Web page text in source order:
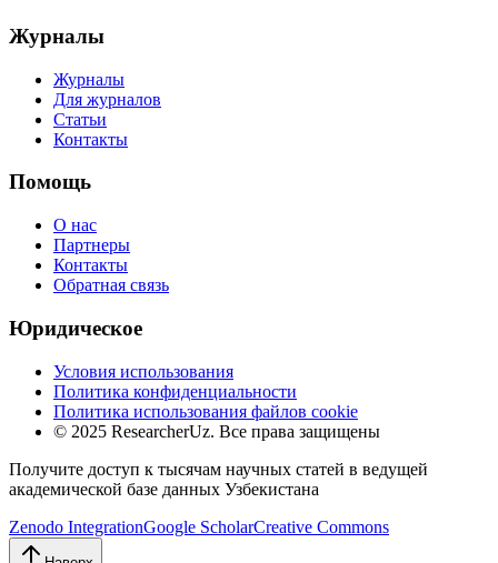
Журналы
Журналы
Для журналов
Статьи
Контакты
Помощь
О нас
Партнеры
Контакты
Обратная связь
Юридическое
Условия использования
Политика конфиденциальности
Политика использования файлов cookie
© 2025 ResearcherUz. Все права защищены
Получите доступ к тысячам научных статей в ведущей
академической базе данных Узбекистана
Zenodo IntegrationGoogle ScholarCreative Commons